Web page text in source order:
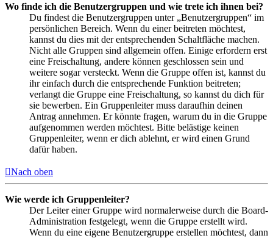
Wo finde ich die Benutzergruppen und wie trete ich ihnen bei?
Du findest die Benutzergruppen unter „Benutzergruppen“ im
persönlichen Bereich. Wenn du einer beitreten möchtest,
kannst du dies mit der entsprechenden Schaltfläche machen.
Nicht alle Gruppen sind allgemein offen. Einige erfordern erst
eine Freischaltung, andere können geschlossen sein und
weitere sogar versteckt. Wenn die Gruppe offen ist, kannst du
ihr einfach durch die entsprechende Funktion beitreten;
verlangt die Gruppe eine Freischaltung, so kannst du dich für
sie bewerben. Ein Gruppenleiter muss daraufhin deinen
Antrag annehmen. Er könnte fragen, warum du in die Gruppe
aufgenommen werden möchtest. Bitte belästige keinen
Gruppenleiter, wenn er dich ablehnt, er wird einen Grund
dafür haben.
Nach oben
Wie werde ich Gruppenleiter?
Der Leiter einer Gruppe wird normalerweise durch die Board-
Administration festgelegt, wenn die Gruppe erstellt wird.
Wenn du eine eigene Benutzergruppe erstellen möchtest, dann